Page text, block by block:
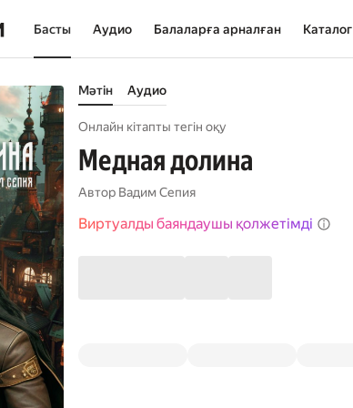
Басты Аудио Балаларға арналған Каталог
Мәтін Аудио
Онлайн кітапты тегін оқу
Медная долина
Автор Вадим Сепия
Виртуалды баяндаушы қолжетімді